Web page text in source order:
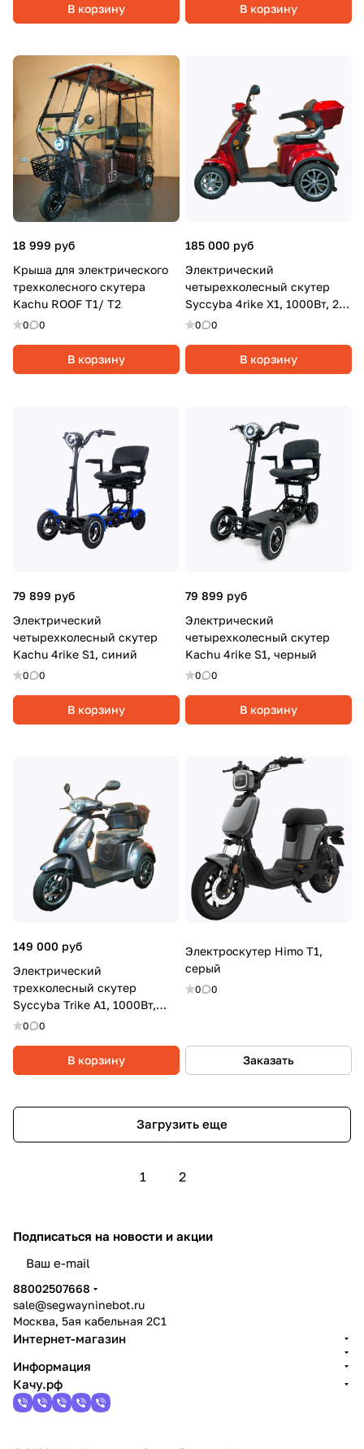
В корзину В корзину
18 999 руб
Крыша для электрического
трехколесного скутера
Kachu ROOF T1/ T2
0 0
В корзину
185 000 руб
Электрический
четырехколесный скутер
Syccyba 4rike X1, 1000Вт, 20
Ач, Красный
0 0
В корзину
79 899 руб
Электрический
четырехколесный скутер
Kachu 4rike S1, синий
0 0
В корзину
79 899 руб
Электрический
четырехколесный скутер
Kachu 4rike S1, черный
0 0
В корзину
149 000 руб
Электрический
трехколесный скутер
Syccyba Trike A1, 1000Вт,
20Ач, Серый
0 0
В корзину
Электроскутер Himo T1,
серый
0 0
Заказать
Загрузить еще
1 2
Подписаться на новости и акции
88002507668
sale@segwayninebot.ru
Москва, 5ая кабельная 2С1
Интернет-магазин
Информация
Качу.рф